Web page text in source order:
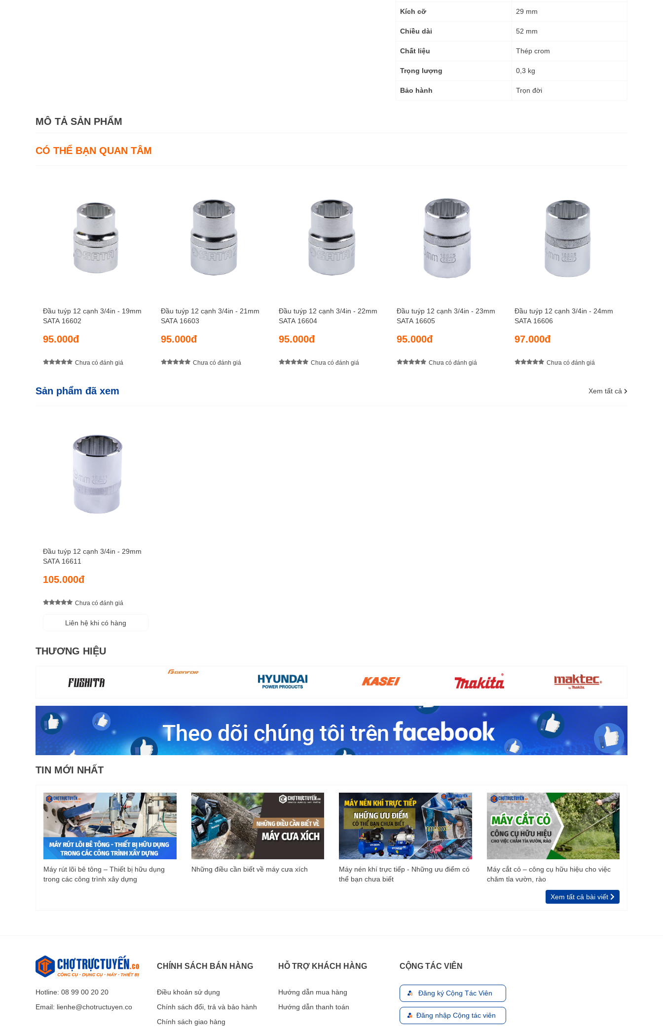
Kích cỡ 29 mm
Chiều dài 52 mm
Chất liệu Thép crom
Trọng lượng 0,3 kg
Bảo hành Trọn đời
MÔ TẢ SẢN PHẨM
CÓ THỂ BẠN QUAN TÂM
Đầu tuýp 12 cạnh 3/4in - 19mm
SATA 16602
95.000đ
Chưa có đánh giá
Đầu tuýp 12 cạnh 3/4in - 21mm
SATA 16603
95.000đ
Chưa có đánh giá
Đầu tuýp 12 cạnh 3/4in - 22mm
SATA 16604
95.000đ
Chưa có đánh giá
Đầu tuýp 12 cạnh 3/4in - 23mm
SATA 16605
95.000đ
Chưa có đánh giá
Đầu tuýp 12 cạnh 3/4in - 24mm
SATA 16606
97.000đ
Chưa có đánh giá
Sản phẩm đã xem Xem tất cả
Đầu tuýp 12 cạnh 3/4in - 29mm
SATA 16611
105.000đ
Chưa có đánh giá
Liên hệ khi có hàng
THƯƠNG HIỆU
TIN MỚI NHẤT
Máy rút lõi bê tông – Thiết bị hữu dụng
trong các công trình xây dựng
Những điều cần biết về máy cưa xích
Máy nén khí trực tiếp - Những ưu điểm có
thể bạn chưa biết
Máy cắt cỏ – công cụ hữu hiệu cho việc
chăm tỉa vườn, rào
Xem tất cả bài viết
Hotline: 08 99 00 20 20
Email: lienhe@chotructuyen.co
CHÍNH SÁCH BÁN HÀNG
Điều khoản sử dụng
Chính sách đổi, trả và bảo hành
Chính sách giao hàng
HỖ TRỢ KHÁCH HÀNG
Hướng dẫn mua hàng
Hướng dẫn thanh toán
CỘNG TÁC VIÊN
Đăng ký Cộng Tác Viên
Đăng nhập Cộng tác viên